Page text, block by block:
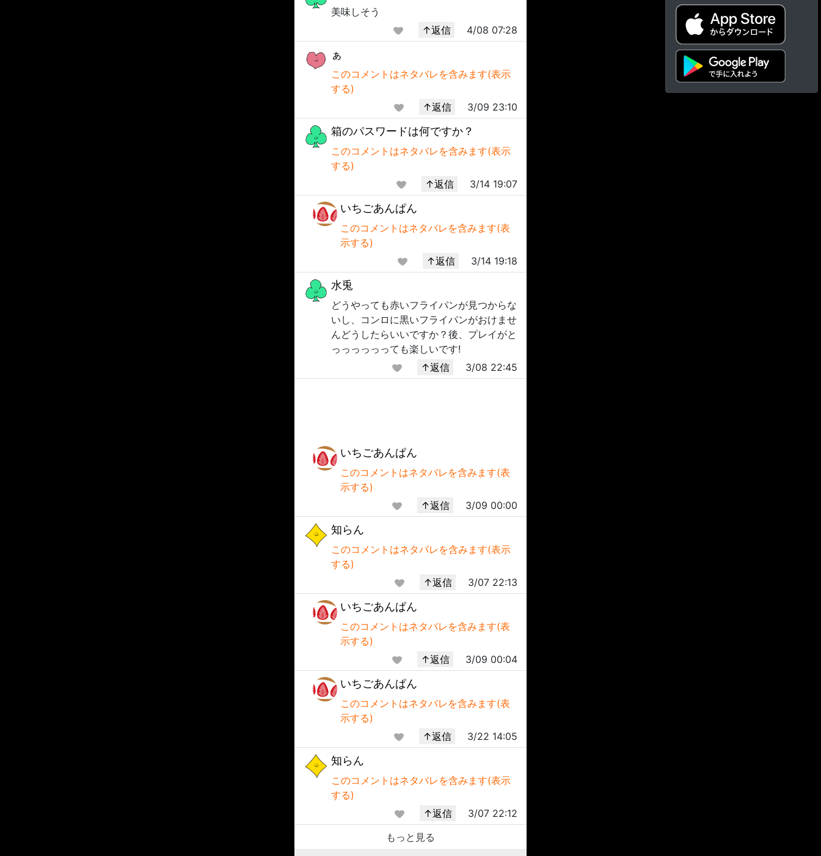
美味しそう
↑返信
4/08 07:28
ぁ
このコメントはネタバレを含みます(表示
する)
↑返信
3/09 23:10
箱のパスワードは何ですか？
このコメントはネタバレを含みます(表示
する)
↑返信
3/14 19:07
いちごあんぱん
このコメントはネタバレを含みます(表
示する)
↑返信
3/14 19:18
水兎
どうやっても赤いフライパンが見つからな
いし、コンロに黒いフライパンがおけませ
んどうしたらいいですか？後、プレイがと
っっっっっっても楽しいです!
↑返信
3/08 22:45
いちごあんぱん
このコメントはネタバレを含みます(表
示する)
↑返信
3/09 00:00
知らん
このコメントはネタバレを含みます(表示
する)
↑返信
3/07 22:13
いちごあんぱん
このコメントはネタバレを含みます(表
示する)
↑返信
3/09 00:04
いちごあんぱん
このコメントはネタバレを含みます(表
示する)
↑返信
3/22 14:05
知らん
このコメントはネタバレを含みます(表示
する)
↑返信
3/07 22:12
もっと見る